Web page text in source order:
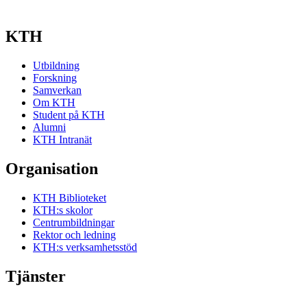
KTH
Utbildning
Forskning
Samverkan
Om KTH
Student på KTH
Alumni
KTH Intranät
Organisation
KTH Biblioteket
KTH:s skolor
Centrumbildningar
Rektor och ledning
KTH:s verksamhetsstöd
Tjänster